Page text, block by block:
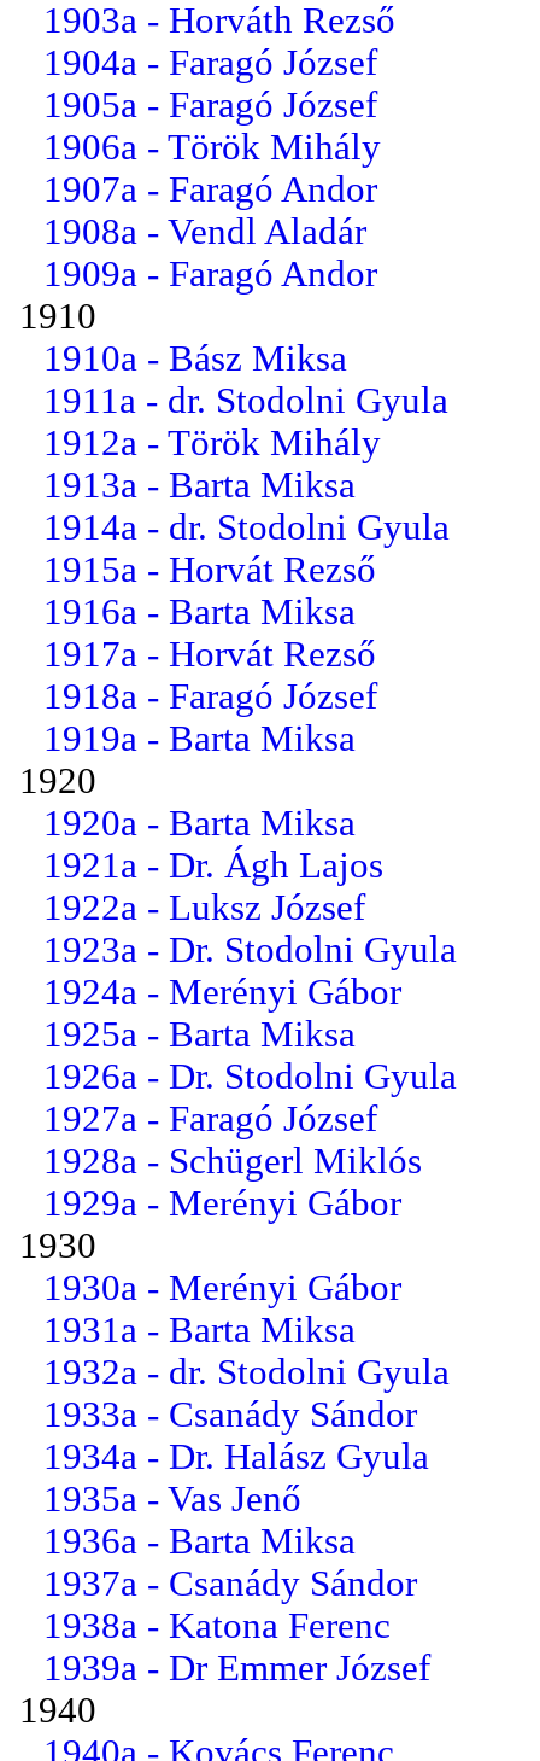
1903a - Horváth Rezső
1904a - Faragó József
1905a - Faragó József
1906a - Török Mihály
1907a - Faragó Andor
1908a - Vendl Aladár
1909a - Faragó Andor
1910
1910a - Bász Miksa
1911a - dr. Stodolni Gyula
1912a - Török Mihály
1913a - Barta Miksa
1914a - dr. Stodolni Gyula
1915a - Horvát Rezső
1916a - Barta Miksa
1917a - Horvát Rezső
1918a - Faragó József
1919a - Barta Miksa
1920
1920a - Barta Miksa
1921a - Dr. Ágh Lajos
1922a - Luksz József
1923a - Dr. Stodolni Gyula
1924a - Merényi Gábor
1925a - Barta Miksa
1926a - Dr. Stodolni Gyula
1927a - Faragó József
1928a - Schügerl Miklós
1929a - Merényi Gábor
1930
1930a - Merényi Gábor
1931a - Barta Miksa
1932a - dr. Stodolni Gyula
1933a - Csanády Sándor
1934a - Dr. Halász Gyula
1935a - Vas Jenő
1936a - Barta Miksa
1937a - Csanády Sándor
1938a - Katona Ferenc
1939a - Dr Emmer József
1940
1940a - Kovács Ferenc